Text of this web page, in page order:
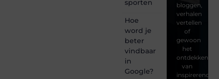
sporten
Hoe
word je
beter
vindbaar
in
Google?
bloggen,
verhalen
vertellen
of
gewoon
het
ontdekken
van
inspirerende